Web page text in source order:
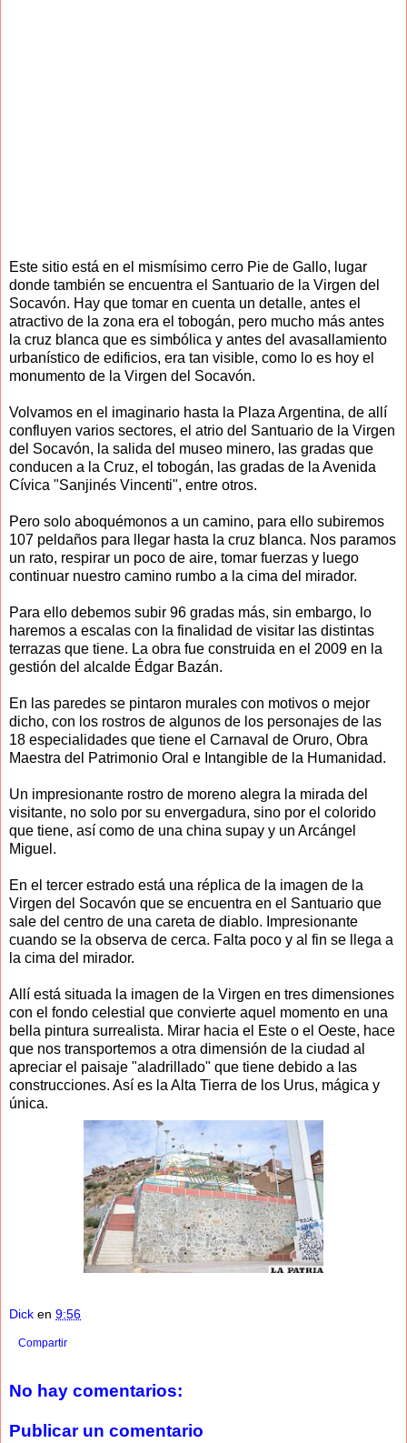
Este sitio está en el mismísimo cerro Pie de Gallo, lugar
donde también se encuentra el Santuario de la Virgen del
Socavón. Hay que tomar en cuenta un detalle, antes el
atractivo de la zona era el tobogán, pero mucho más antes
la cruz blanca que es simbólica y antes del avasallamiento
urbanístico de edificios, era tan visible, como lo es hoy el
monumento de la Virgen del Socavón.
Volvamos en el imaginario hasta la Plaza Argentina, de allí
confluyen varios sectores, el atrio del Santuario de la Virgen
del Socavón, la salida del museo minero, las gradas que
conducen a la Cruz, el tobogán, las gradas de la Avenida
Cívica "Sanjinés Vincenti", entre otros.
Pero solo aboquémonos a un camino, para ello subiremos
107 peldaños para llegar hasta la cruz blanca. Nos paramos
un rato, respirar un poco de aire, tomar fuerzas y luego
continuar nuestro camino rumbo a la cima del mirador.
Para ello debemos subir 96 gradas más, sin embargo, lo
haremos a escalas con la finalidad de visitar las distintas
terrazas que tiene. La obra fue construida en el 2009 en la
gestión del alcalde Édgar Bazán.
En las paredes se pintaron murales con motivos o mejor
dicho, con los rostros de algunos de los personajes de las
18 especialidades que tiene el Carnaval de Oruro, Obra
Maestra del Patrimonio Oral e Intangible de la Humanidad.
Un impresionante rostro de moreno alegra la mirada del
visitante, no solo por su envergadura, sino por el colorido
que tiene, así como de una china supay y un Arcángel
Miguel.
En el tercer estrado está una réplica de la imagen de la
Virgen del Socavón que se encuentra en el Santuario que
sale del centro de una careta de diablo. Impresionante
cuando se la observa de cerca. Falta poco y al fin se llega a
la cima del mirador.
Allí está situada la imagen de la Virgen en tres dimensiones
con el fondo celestial que convierte aquel momento en una
bella pintura surrealista. Mirar hacia el Este o el Oeste, hace
que nos transportemos a otra dimensión de la ciudad al
apreciar el paisaje "aladrillado" que tiene debido a las
construcciones. Así es la Alta Tierra de los Urus, mágica y
única.
Dick en 9:56
Compartir
No hay comentarios:
Publicar un comentario